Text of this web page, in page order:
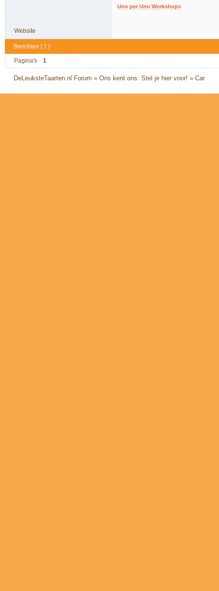
Uno per Uno Workshops
Website
Berichten [ 1 ]
Pagina's 1
DeLeuksteTaarten.nl Forum »Ons kent ons: Stel je hier voor! »Car